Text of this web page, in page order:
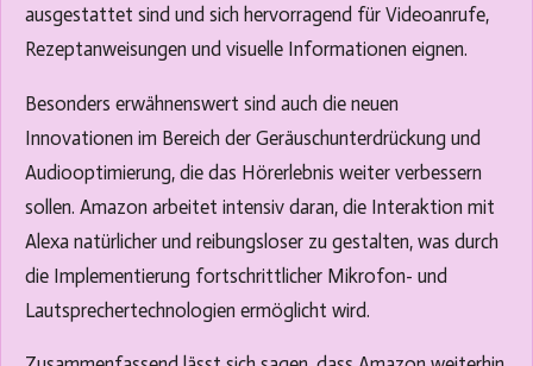
ausgestattet sind und sich hervorragend für Videoanrufe,
Rezeptanweisungen und visuelle Informationen eignen.
Besonders erwähnenswert sind auch die neuen
Innovationen im Bereich der Geräuschunterdrückung und
Audiooptimierung, die das Hörerlebnis weiter verbessern
sollen. Amazon arbeitet intensiv daran, die Interaktion mit
Alexa natürlicher und reibungsloser zu gestalten, was durch
die Implementierung fortschrittlicher Mikrofon- und
Lautsprechertechnologien ermöglicht wird.